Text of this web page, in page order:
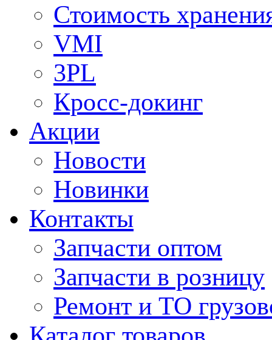
Стоимость
VMI
3PL
Кросс-докинг
Акции
Новости
Новинки
Контакты
Запчасти оптом
Запчасти в розницу
Ремонт и ТО